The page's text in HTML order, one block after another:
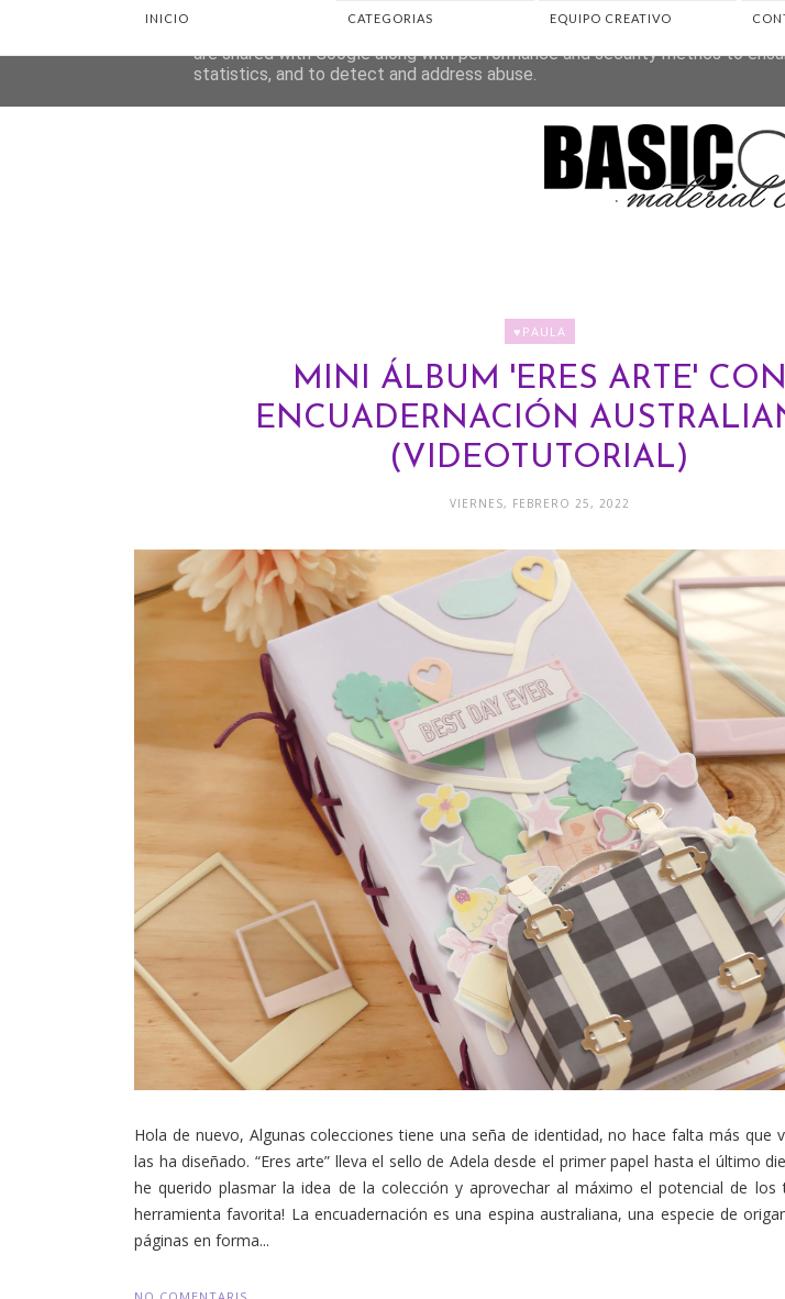
INICIO CATEGORIAS EQUIPO CREATIVO
♥PAULA
MINI ÁLBUM 'ERES ARTE' CON
ENCUADERNACIÓN
(VIDEOTUTORIAL)
VIERNES, FEBRERO 25, 2022
Hola de nuevo, Algunas colecciones tiene una seña de identidad, no hace falta más que
las ha diseñado. “Eres arte” lleva el sello de Adela desde el primer papel hasta el último
he querido plasmar la idea de la colección y aprovechar al máximo el potencial de los
herramienta favorita! La encuadernación es una espina australiana, una especie de
páginas en forma...
This site uses cookies from Google to deliver its services and to analyze
are shared with Google along with performance and security metrics to
statistics, and to detect and address abuse.